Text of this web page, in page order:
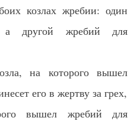
козлах жребии: один
а другой жребий для
на которого вышел
его в жертву за грех,
вышел жребий для